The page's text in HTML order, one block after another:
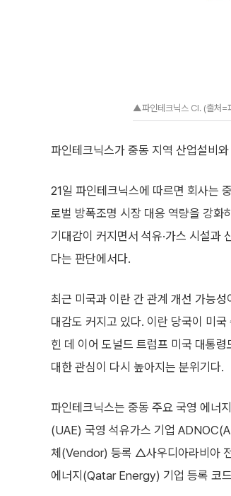
▲파인테크닉스 CI. (출처=
파인테크닉스가 중동 지역 산업설비
21일 파인테크닉스에 따르면 회사는
로벌 방폭조명 시장 대응 역량을 강화
기대감이 커지면서 석유·가스 시설과
다는 판단에서다.
최근 미국과 이란 간 관계 개선 가능성
대감도 커지고 있다. 이란 당국이 미
힌 데 이어 도널드 트럼프 미국 대통
대한 관심이 다시 높아지는 분위기다.
파인테크닉스는 중동 주요 국영 에너
(UAE) 국영 석유가스 기업
체(Vendor) 등록 △사우디아라비아
에너지(Qatar Energy) 기업 등록 코